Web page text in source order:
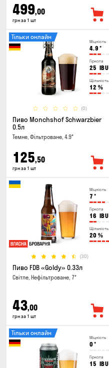
499,00
грн за 1 шт
Міцність
4.9 °
Гіркота
25 IBU
Щільність
12 %
(0)
Тільки онлайн
Пиво Monchshof Schwarzbier
0.5л
Темне, Фільтроване, 4.9°
125,50
грн за 1 шт
Міцність
7 °
Гіркота
16 IBU
Щільність
20 %
(30)
Пиво FDB «Goldy» 0.33л
Світле, Нефільтроване, 7°
43,00
грн за 1 шт
Міцність
0 °
Гіркота
15 IBU
Тільки онлайн